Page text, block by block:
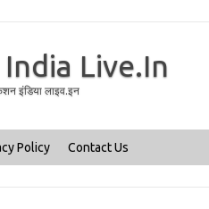
Live.In
इंडिया लाइव.इन
Policy Contact Us